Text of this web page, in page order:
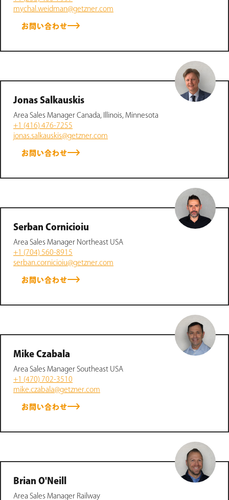
mychal.weidman@getzner.com
お問い合わせ
Jonas Salkauskis
Area Sales Manager Canada, Illinois, Minnesota
+1 (416) 476-7255
jonas.salkauskis@getzner.com
お問い合わせ
Serban Cornicioiu
Area Sales Manager Northeast USA
+1 (704) 560-8915
serban.cornicioiu@getzner.com
お問い合わせ
Mike Czabala
Area Sales Manager Southeast USA
+1 (470) 702-3510
mike.czabala@getzner.com
お問い合わせ
Brian O'Neill
Area Sales Manager Railway